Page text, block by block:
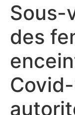
Sous-
des